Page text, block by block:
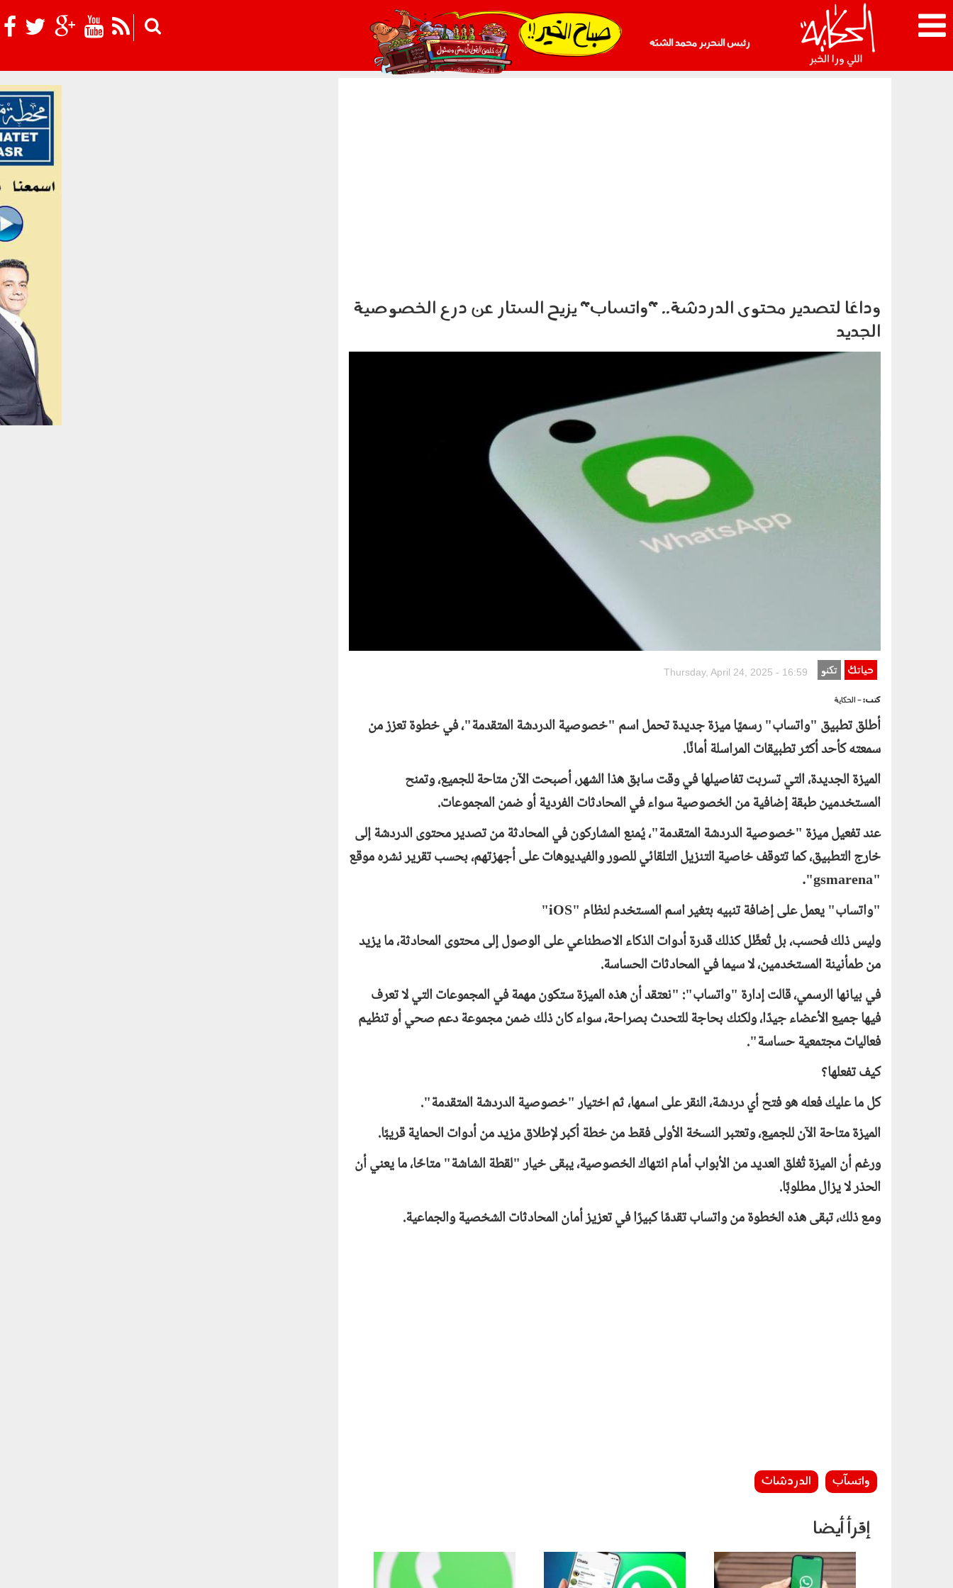
رئيس التحرير محمد الشبّه
021_2.png
وداعَا لتصدير محتوى الدردشة.. "واتساب" يزيح الستار عن درع الخصوصية
الجديد
حياتك تكنو Thursday, April 24, 2025 - 16:59
كتب:- الحكاية
أطلق تطبيق "واتساب" رسميًا ميزة جديدة تحمل اسم "خصوصية الدردشة المتقدمة"، في خطوة تعزز من
سمعته كأحد أكثر تطبيقات المراسلة أمانًا.
الميزة الجديدة، التي تسربت تفاصيلها في وقت سابق هذا الشهر، أصبحت الآن متاحة للجميع، وتمنح
المستخدمين طبقة إضافية من الخصوصية سواء في المحادثات الفردية أو ضمن المجموعات.
عند تفعيل ميزة "خصوصية الدردشة المتقدمة"، يُمنع المشاركون في المحادثة من تصدير محتوى الدردشة إلى
خارج التطبيق، كما تتوقف خاصية التنزيل التلقائي للصور والفيديوهات على أجهزتهم، بحسب تقرير نشره موقع
"
gsmarena
".
"واتساب" يعمل على إضافة تنبيه بتغير اسم المستخدم لنظام "iOS
"
وليس ذلك فحسب، بل تُعطَّل كذلك قدرة أدوات الذكاء الاصطناعي على الوصول إلى محتوى المحادثة، ما يزيد
من طمأنينة المستخدمين، لا سيما في المحادثات الحساسة.
في بيانها الرسمي، قالت إدارة "واتساب": "نعتقد أن هذه الميزة ستكون مهمة في المجموعات التي لا تعرف
فيها جميع الأعضاء جيدًا، ولكنك بحاجة للتحدث بصراحة، سواء كان ذلك ضمن مجموعة دعم صحي أو تنظيم
فعاليات مجتمعية حساسة".
كيف تفعلها؟
كل ما عليك فعله هو فتح أي دردشة، النقر على اسمها، ثم اختيار "خصوصية الدردشة المتقدمة".
الميزة متاحة الآن للجميع، وتعتبر النسخة الأولى فقط من خطة أكبر لإطلاق مزيد من أدوات الحماية قريبًا.
ورغم أن الميزة تُغلق العديد من الأبواب أمام انتهاك الخصوصية، يبقى خيار "لقطة الشاشة" متاحًا، ما يعني أن
الحذر لا يزال مطلوبًا.
ومع ذلك، تبقى هذه الخطوة من واتساب تقدمًا كبيرًا في تعزيز أمان المحادثات الشخصية والجماعية.
واتسآب الدردشات
إقرأ أيضا
081203.jpg
0805004.jpg
2203005.jpg